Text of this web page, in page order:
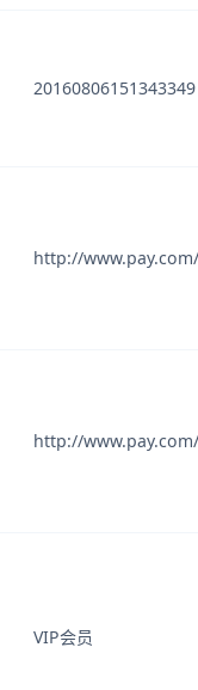
20160806151343349
http://
http://
VIP会员